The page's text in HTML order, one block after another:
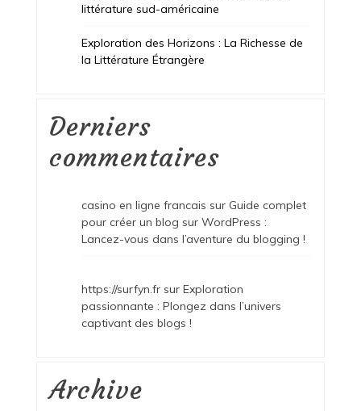
littérature sud-américaine
Exploration des Horizons : La Richesse de
la Littérature Étrangère
Derniers
commentaires
casino en ligne francais sur Guide complet
pour créer un blog sur WordPress :
Lancez-vous dans l’aventure du blogging !
https://surfyn.frsur Exploration
passionnante : Plongez dans l’univers
captivant des blogs !
Archive